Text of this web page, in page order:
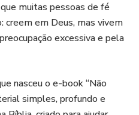
momentos de
através da fé
esta obra é um guia
deseja recuperar a paz
muitas pessoas de fé
creem em Deus, mas vivem
excessiva e pela
nasceu o e-book “Não
simples, profundo e